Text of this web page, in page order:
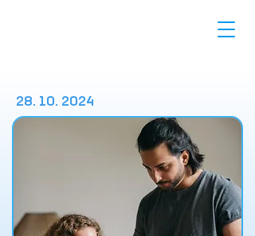
28. 10. 2024